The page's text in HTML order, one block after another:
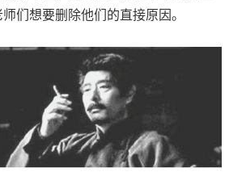
们想要删除他们的直接原因。